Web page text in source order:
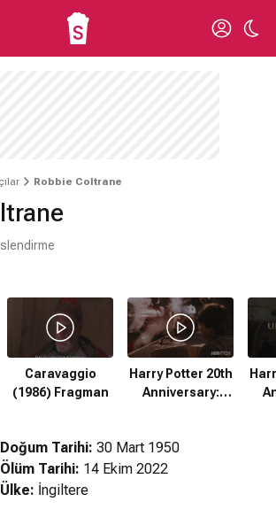
Robbie Coltrane
Caravaggio
(1986) Fragman
Harry Potter 20th
Anniversary:
2. Fragman
Doğum Tarihi: 30 Mart 1950
Ölüm Tarihi: 14 Ekim 2022
Ülke: İngiltere